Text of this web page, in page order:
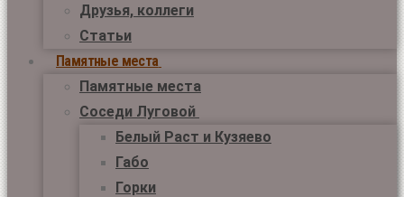
Друзья, коллеги
Статьи
Памятные места
Памятные места
Соседи Луговой
Белый Раст и Кузяево
Габо
Горки